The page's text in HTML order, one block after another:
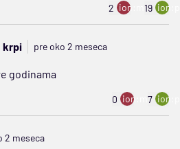
2 ion:minus
19
krpi pre oko 2 meseca
godinama
0 ion:minus
7
2 meseca